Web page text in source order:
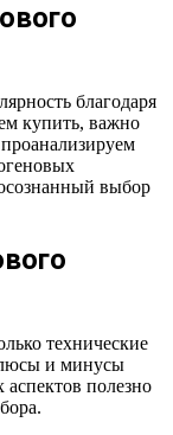
благодаря
купить, важно
выбор
технические
и минусы
аспектов полезно